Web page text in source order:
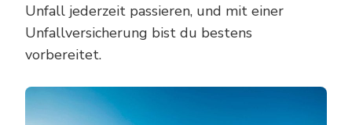
Unfall jederzeit passieren, und mit einer
Unfallversicherung bist du bestens
vorbereitet.